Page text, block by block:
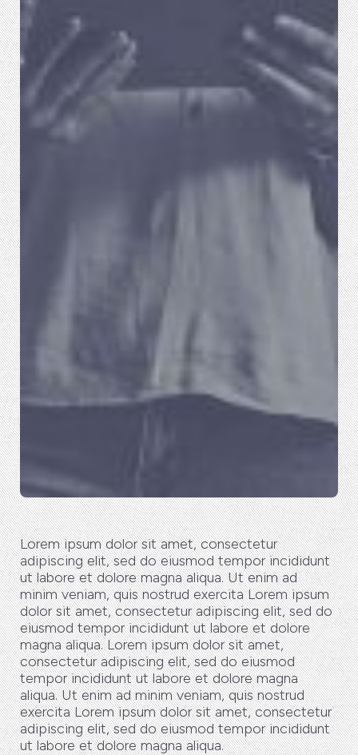
Lorem ipsum dolor sit amet, consectetur
adipiscing elit, sed do eiusmod tempor incididunt
ut labore et dolore magna aliqua. Ut enim ad
minim veniam, quis nostrud exercita Lorem ipsum
dolor sit amet, consectetur adipiscing elit, sed do
eiusmod tempor incididunt ut labore et dolore
magna aliqua. Lorem ipsum dolor sit amet,
consectetur adipiscing elit, sed do eiusmod
tempor incididunt ut labore et dolore magna
aliqua. Ut enim ad minim veniam, quis nostrud
exercita Lorem ipsum dolor sit amet, consectetur
adipiscing elit, sed do eiusmod tempor incididunt
ut labore et dolore magna aliqua.